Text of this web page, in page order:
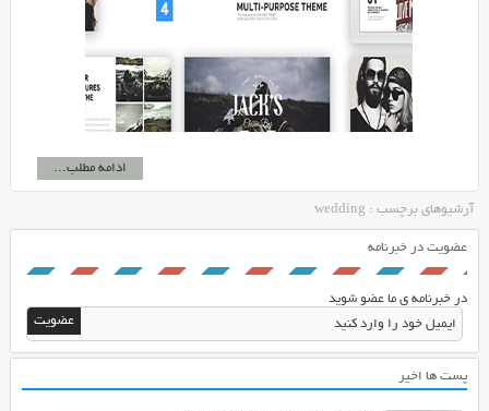
ادامه مطلب...
آرشیوهای برچسب : wedding
عضویت در خبرنامه
در خبرنامه ی ما عضو شوید
پست ها اخیر